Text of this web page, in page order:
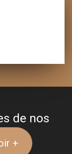
de nos
+